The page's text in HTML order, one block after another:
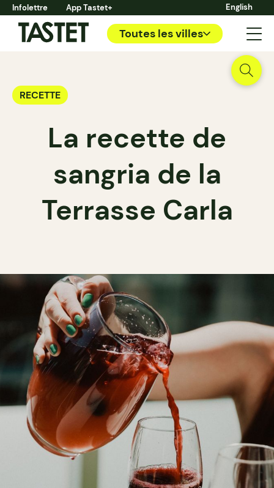
Infolettre App Tastet+ English
Toutes les villes
RECETTE
La recette de
sangria de la
Terrasse Carla